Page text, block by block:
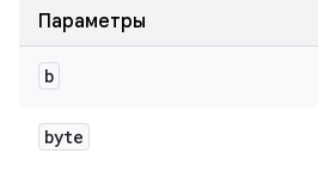
Параметры
b
byte